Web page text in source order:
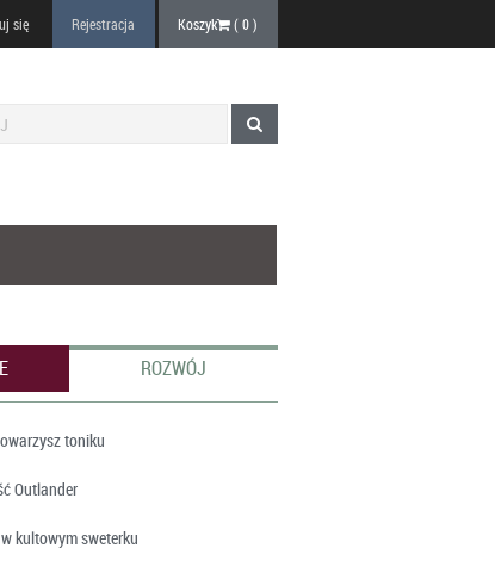
się Rejestracja Koszyk (0)
ROZWÓJ
toniku
Outlander
kultowym sweterku